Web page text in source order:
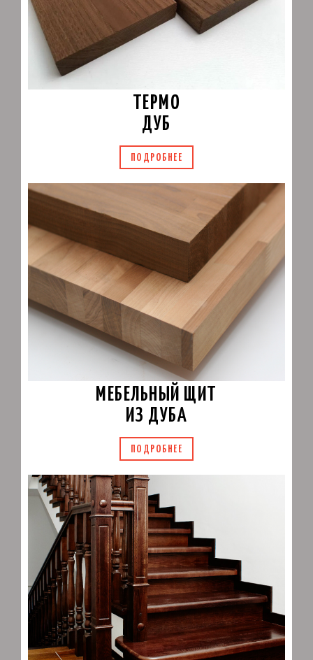
ТЕРМО
ДУБ
ПОДРОБНЕЕ
МЕБЕЛЬНЫЙ ЩИТ
ИЗ ДУБА
ПОДРОБНЕЕ